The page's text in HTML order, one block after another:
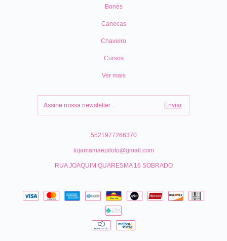
Bonés
Canecas
Chaveiro
Cursos
Ver mais
5521977266370
lojamamaepiloto@gmail.com
RUA JOAQUIM QUARESMA 16 SOBRADO